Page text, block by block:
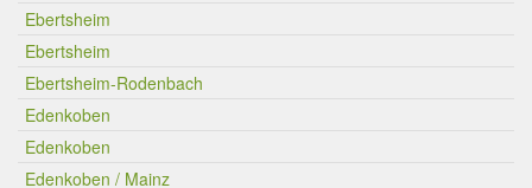
Ebertsheim
Ebertsheim
Ebertsheim-Rodenbach
Edenkoben
Edenkoben
Edenkoben / Mainz